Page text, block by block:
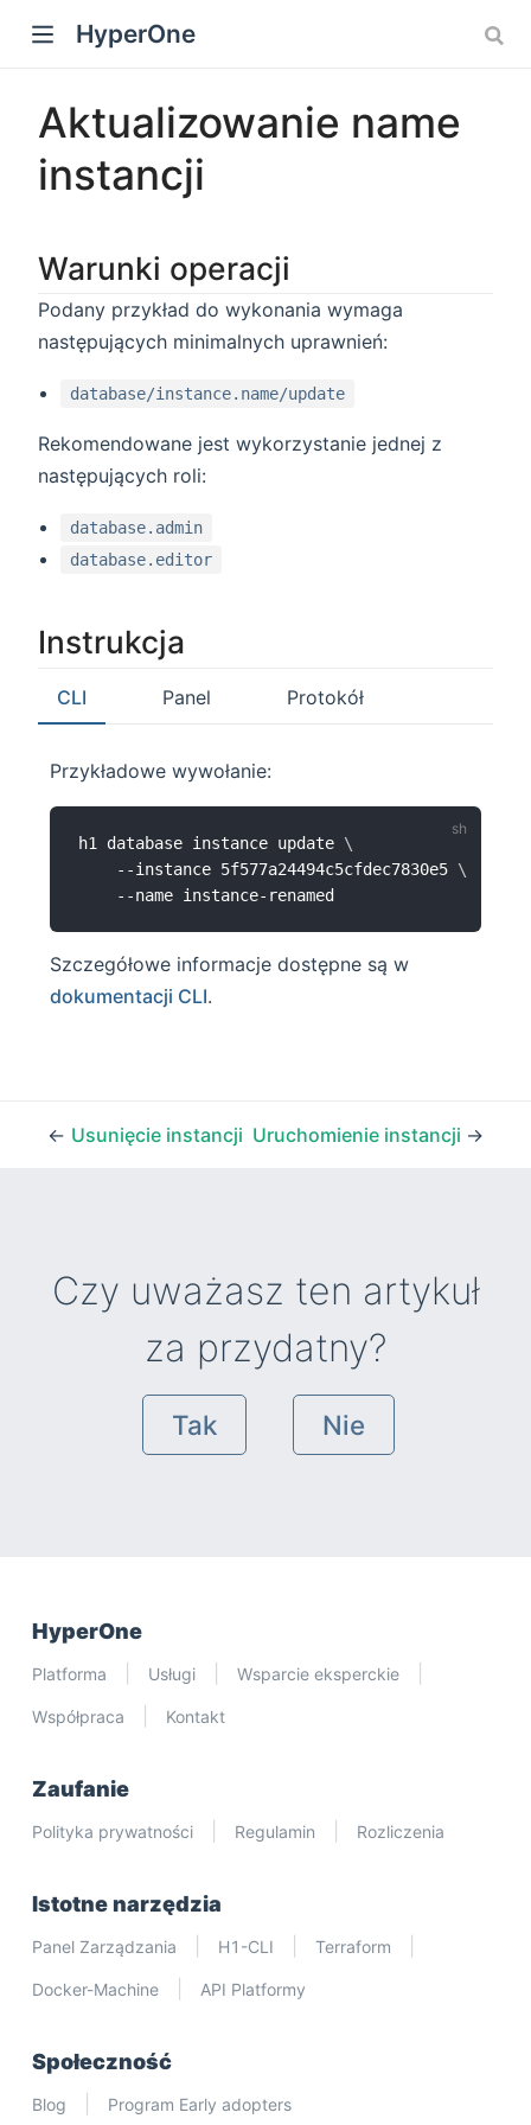
HyperOne
Aktualizowanie name
instancji
Warunki operacji
Podany przykład do wykonania wymaga
następujących minimalnych uprawnień:
database/instance.name/update
Rekomendowane jest wykorzystanie jednej z
następujących roli:
database.admin
database.editor
Instrukcja
CLI Panel Protokół
Przykładowe wywołanie:
h1 database instance update \
	--instance 5f577a24494c5cfdec7830e5
\
Szczegółowe informacje dostępne są w
dokumentacji CLI.
← Usunięcie instancji Uruchomienie instancji →
Czy uważasz ten artykuł
za przydatny?
Tak Nie
HyperOne
Platforma Usługi Wsparcie eksperckie
Współpraca Kontakt
Zaufanie
Polityka prywatności Regulamin Rozliczenia
Istotne narzędzia
Panel Zarządzania H1-CLI Terraform
Docker-Machine API Platformy
Społeczność
Blog Program Early adopters